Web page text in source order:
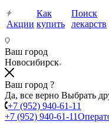
Акции
Как
купить
Поиск
лекарств
Ваш город
Новосибирск
Ваш город ?
Да, все верно Выбрать
+7 (952) 940-61-11
+7 (952) 940-61-11